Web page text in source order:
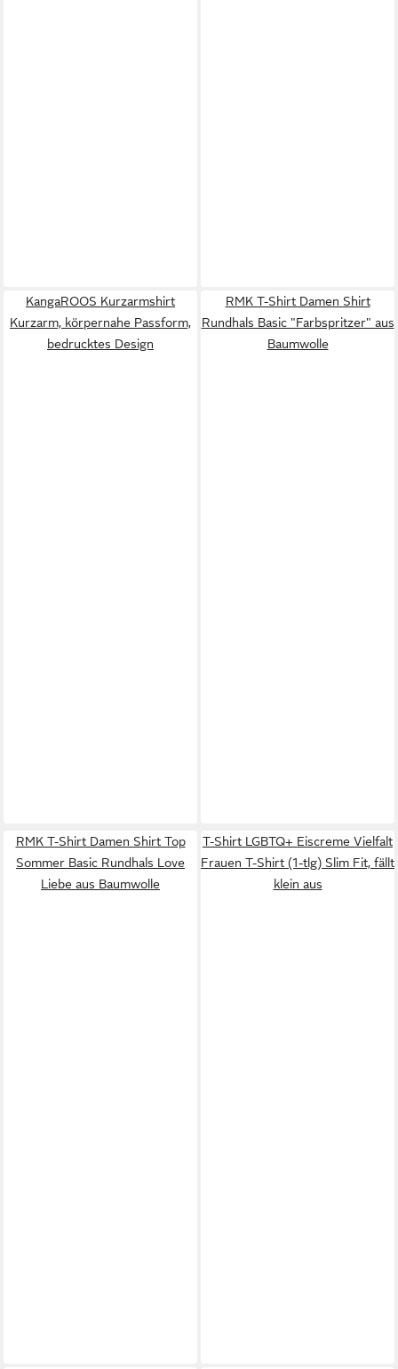
KangaROOS Kurzarmshirt
Kurzarm, körpernahe Passform,
bedrucktes Design
RMK T-Shirt Damen Shirt
Rundhals Basic "Farbspritzer" aus
Baumwolle
RMK T-Shirt Damen Shirt Top
Sommer Basic Rundhals Love
Liebe aus Baumwolle
T-Shirt LGBTQ+ Eiscreme Vielfalt
Frauen T-Shirt (1-tlg) Slim Fit, fällt
klein aus